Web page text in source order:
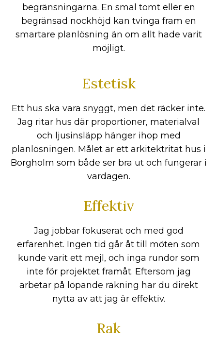
begränsningarna. En smal tomt eller en
begränsad nockhöjd kan tvinga fram en
smartare planlösning än om allt hade varit
möjligt.
Estetisk
Ett hus ska vara snyggt, men det räcker inte.
Jag ritar hus där proportioner, materialval
och ljusinsläpp hänger ihop med
planlösningen. Målet är ett arkitektritat hus i
Borgholm som både ser bra ut och fungerar i
vardagen.
Effektiv
Jag jobbar fokuserat och med god
erfarenhet. Ingen tid går åt till möten som
kunde varit ett mejl, och inga rundor som
inte för projektet framåt. Eftersom jag
arbetar på löpande räkning har du direkt
nytta av att jag är effektiv.
Rak